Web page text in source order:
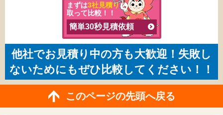
まずは3社見積りを
取って比較！！
簡単30秒見積依頼
他社でお見積り中の方も大歓迎！失敗し
ないためにもぜひ比較してください！！
このページの先頭へ戻る